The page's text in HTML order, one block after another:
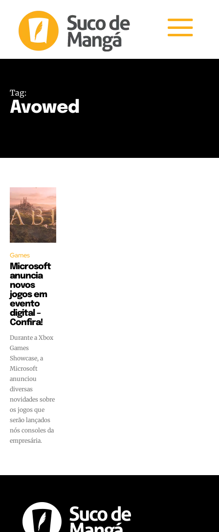
Tag:
Avowed
Games
Microsoft
anuncia
novos
jogos em
evento
digital –
Confira!
Durante a Xbox
Games
Showcase, a
Microsoft
anunciou
diversas
novidades sobre
os jogos que
serão lançados
nós consoles da
empresária.